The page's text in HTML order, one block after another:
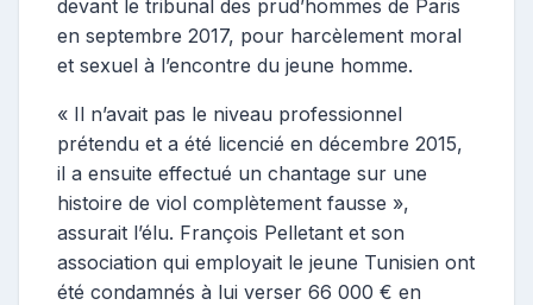
devant le tribunal des prud’hommes de Paris
en septembre 2017, pour harcèlement moral
et sexuel à l’encontre du jeune homme.
« Il n’avait pas le niveau professionnel
prétendu et a été licencié en décembre 2015,
il a ensuite effectué un chantage sur une
histoire de viol complètement fausse »,
assurait l’élu. François Pelletant et son
association qui employait le jeune Tunisien ont
été condamnés à lui verser 66 000 € en